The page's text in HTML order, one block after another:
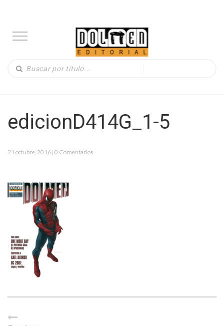
edicionD414G_1-5
21 octubre, 2016 | 0 Comentarios